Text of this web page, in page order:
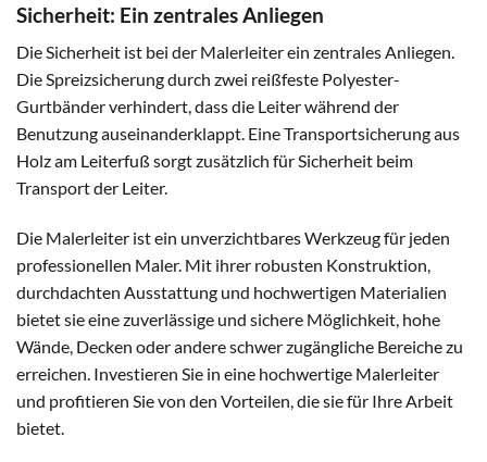
Sicherheit: Ein zentrales Anliegen
Die Sicherheit ist bei der Malerleiter ein zentrales Anliegen.
Die Spreizsicherung durch zwei reißfeste Polyester-
Gurtbänder verhindert, dass die Leiter während der
Benutzung auseinanderklappt. Eine Transportsicherung aus
Holz am Leiterfuß sorgt zusätzlich für Sicherheit beim
Transport der Leiter.
Die Malerleiter ist ein unverzichtbares Werkzeug für jeden
professionellen Maler. Mit ihrer robusten Konstruktion,
durchdachten Ausstattung und hochwertigen Materialien
bietet sie eine zuverlässige und sichere Möglichkeit, hohe
Wände, Decken oder andere schwer zugängliche Bereiche zu
erreichen. Investieren Sie in eine hochwertige Malerleiter
und profitieren Sie von den Vorteilen, die sie für Ihre Arbeit
bietet.